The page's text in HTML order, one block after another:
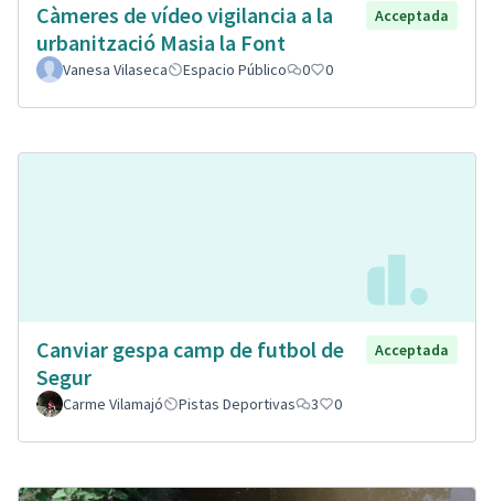
Càmeres de vídeo vigilancia a la
urbanització Masia la Font
Acceptada
Vanesa Vilaseca Espacio Público 0 0
Canviar gespa camp de futbol de
Segur
Acceptada
Carme Vilamajó Pistas Deportivas 3 0